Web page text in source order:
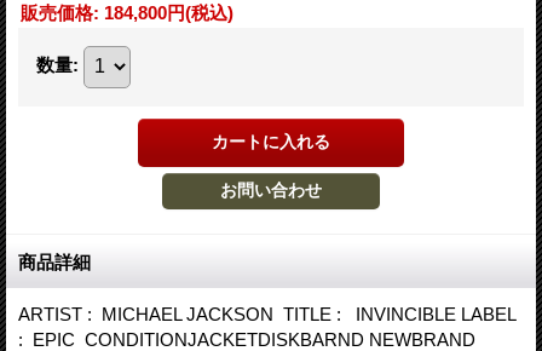
販売価格: 184,800円(税込)
数量:
商品詳細
ARTIST : MICHAEL JACKSON TITLE : INVINCIBLE LABEL
: EPIC CONDITIONJACKETDISKBARND NEWBRAND